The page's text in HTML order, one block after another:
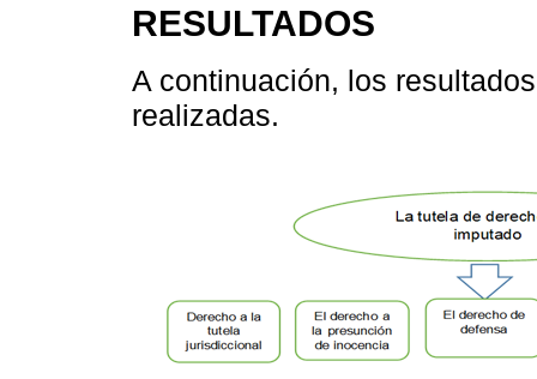
RESULTADOS
A continuación, los
realizadas.